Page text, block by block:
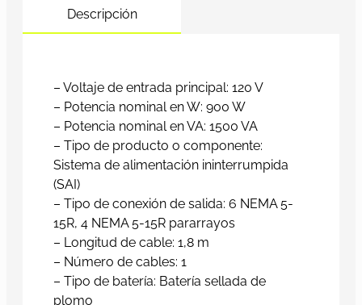
Descripción
– Voltaje de entrada principal: 120 V
– Potencia nominal en W: 900 W
– Potencia nominal en VA: 1500 VA
– Tipo de producto o componente:
Sistema de alimentación ininterrumpida
(SAI)
– Tipo de conexión de salida: 6 NEMA 5-
15R, 4 NEMA 5-15R pararrayos
– Longitud de cable: 1,8 m
– Número de cables: 1
– Tipo de batería: Batería sellada de
plomo